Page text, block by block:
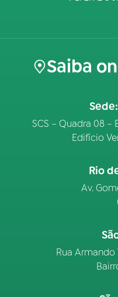
Saiba
SCS – Quadra 08 –
Edifício
Rio
Av.
Rua Armando